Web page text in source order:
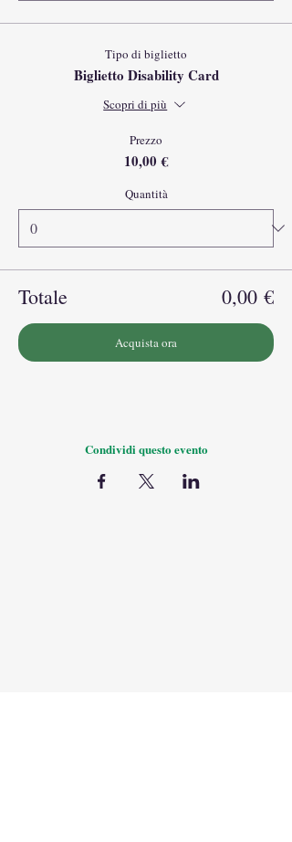
Tipo di biglietto
Biglietto Disability Card
Scopri di più
Prezzo
10,00 €
Quantità
Totale 0,00 €
Acquista ora
Condividi questo evento